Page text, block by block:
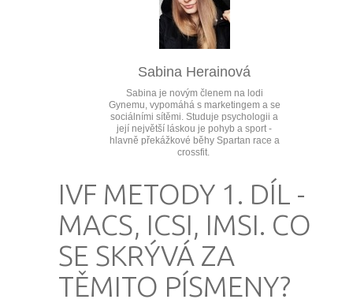
Sabina Herainová
Sabina je novým členem na lodi
Gynemu, vypomáhá s marketingem a se
sociálními sítěmi. Studuje psychologii a
její největší láskou je pohyb a sport -
hlavně překážkové běhy Spartan race a
crossfit.
IVF METODY 1. DÍL -
MACS, ICSI, IMSI. CO
SE SKRÝVÁ ZA
TĚMITO PÍSMENY?